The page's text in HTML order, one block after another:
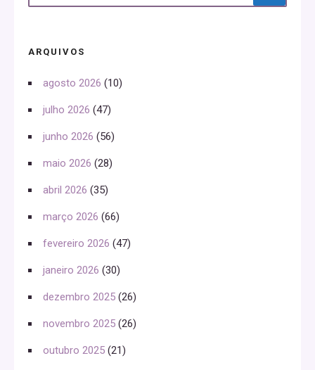
ARQUIVOS
agosto 2026 (10)
julho 2026 (47)
junho 2026 (56)
maio 2026 (28)
abril 2026 (35)
março 2026 (66)
fevereiro 2026 (47)
janeiro 2026 (30)
dezembro 2025 (26)
novembro 2025 (26)
outubro 2025 (21)